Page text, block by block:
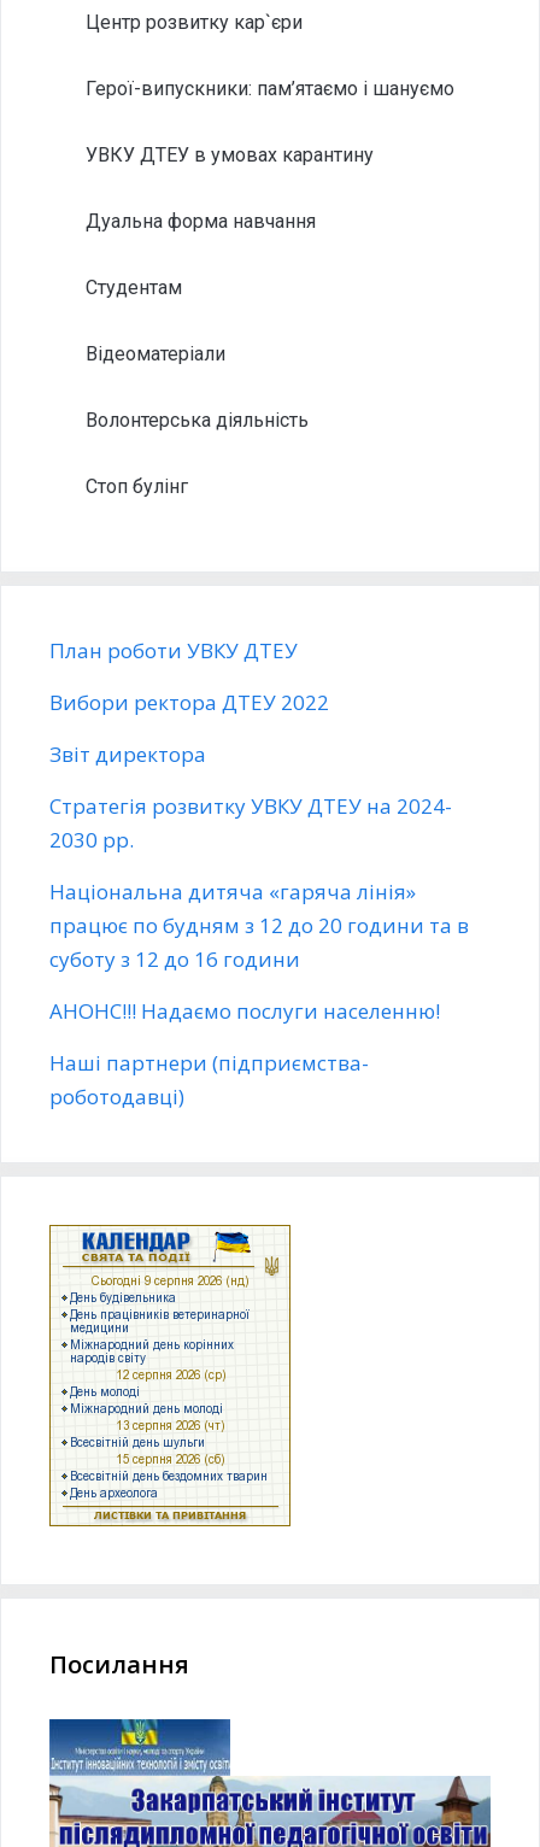
Центр розвитку кар`єри
Герої-випускники: пам’ятаємо і шануємо
УВКУ ДТЕУ в умовах карантину
Дуальна форма навчання
Студентам
Відеоматеріали
Волонтерська діяльність
Стоп булінг
План роботи УВКУ ДТЕУ
Вибори ректора ДТЕУ 2022
Звіт директора
Стратегія розвитку УВКУ ДТЕУ на 2024-
2030 рр.
Національна дитяча «гаряча лінія»
працює по будням з 12 до 20 години та в
суботу з 12 до 16 години
АНОНС!!! Надаємо послуги населенню!
Наші партнери (підприємства-
роботодавці)
Посилання